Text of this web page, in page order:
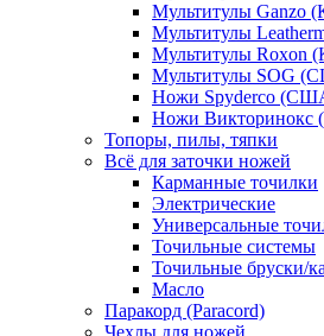
Мультитулы Ganzo
Мультитулы
Мультитулы Roxon
Мультитулы SOG
Ножи Spyderco
Ножи Викторинокс
Топоры, пилы, тяпки
Всё для заточки ножей
Карманные точилки
Электрические
Универсальные
Точильные системы
Точильные бруски/
Масло
Паракорд (Paracord)
Чехлы для ножей